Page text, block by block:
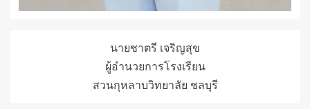
นายชาตรี เจริญสุข
ผู้อำนวยการโรงเรียน
สวนกุหลาบวิทยาลัย ชลบุรี